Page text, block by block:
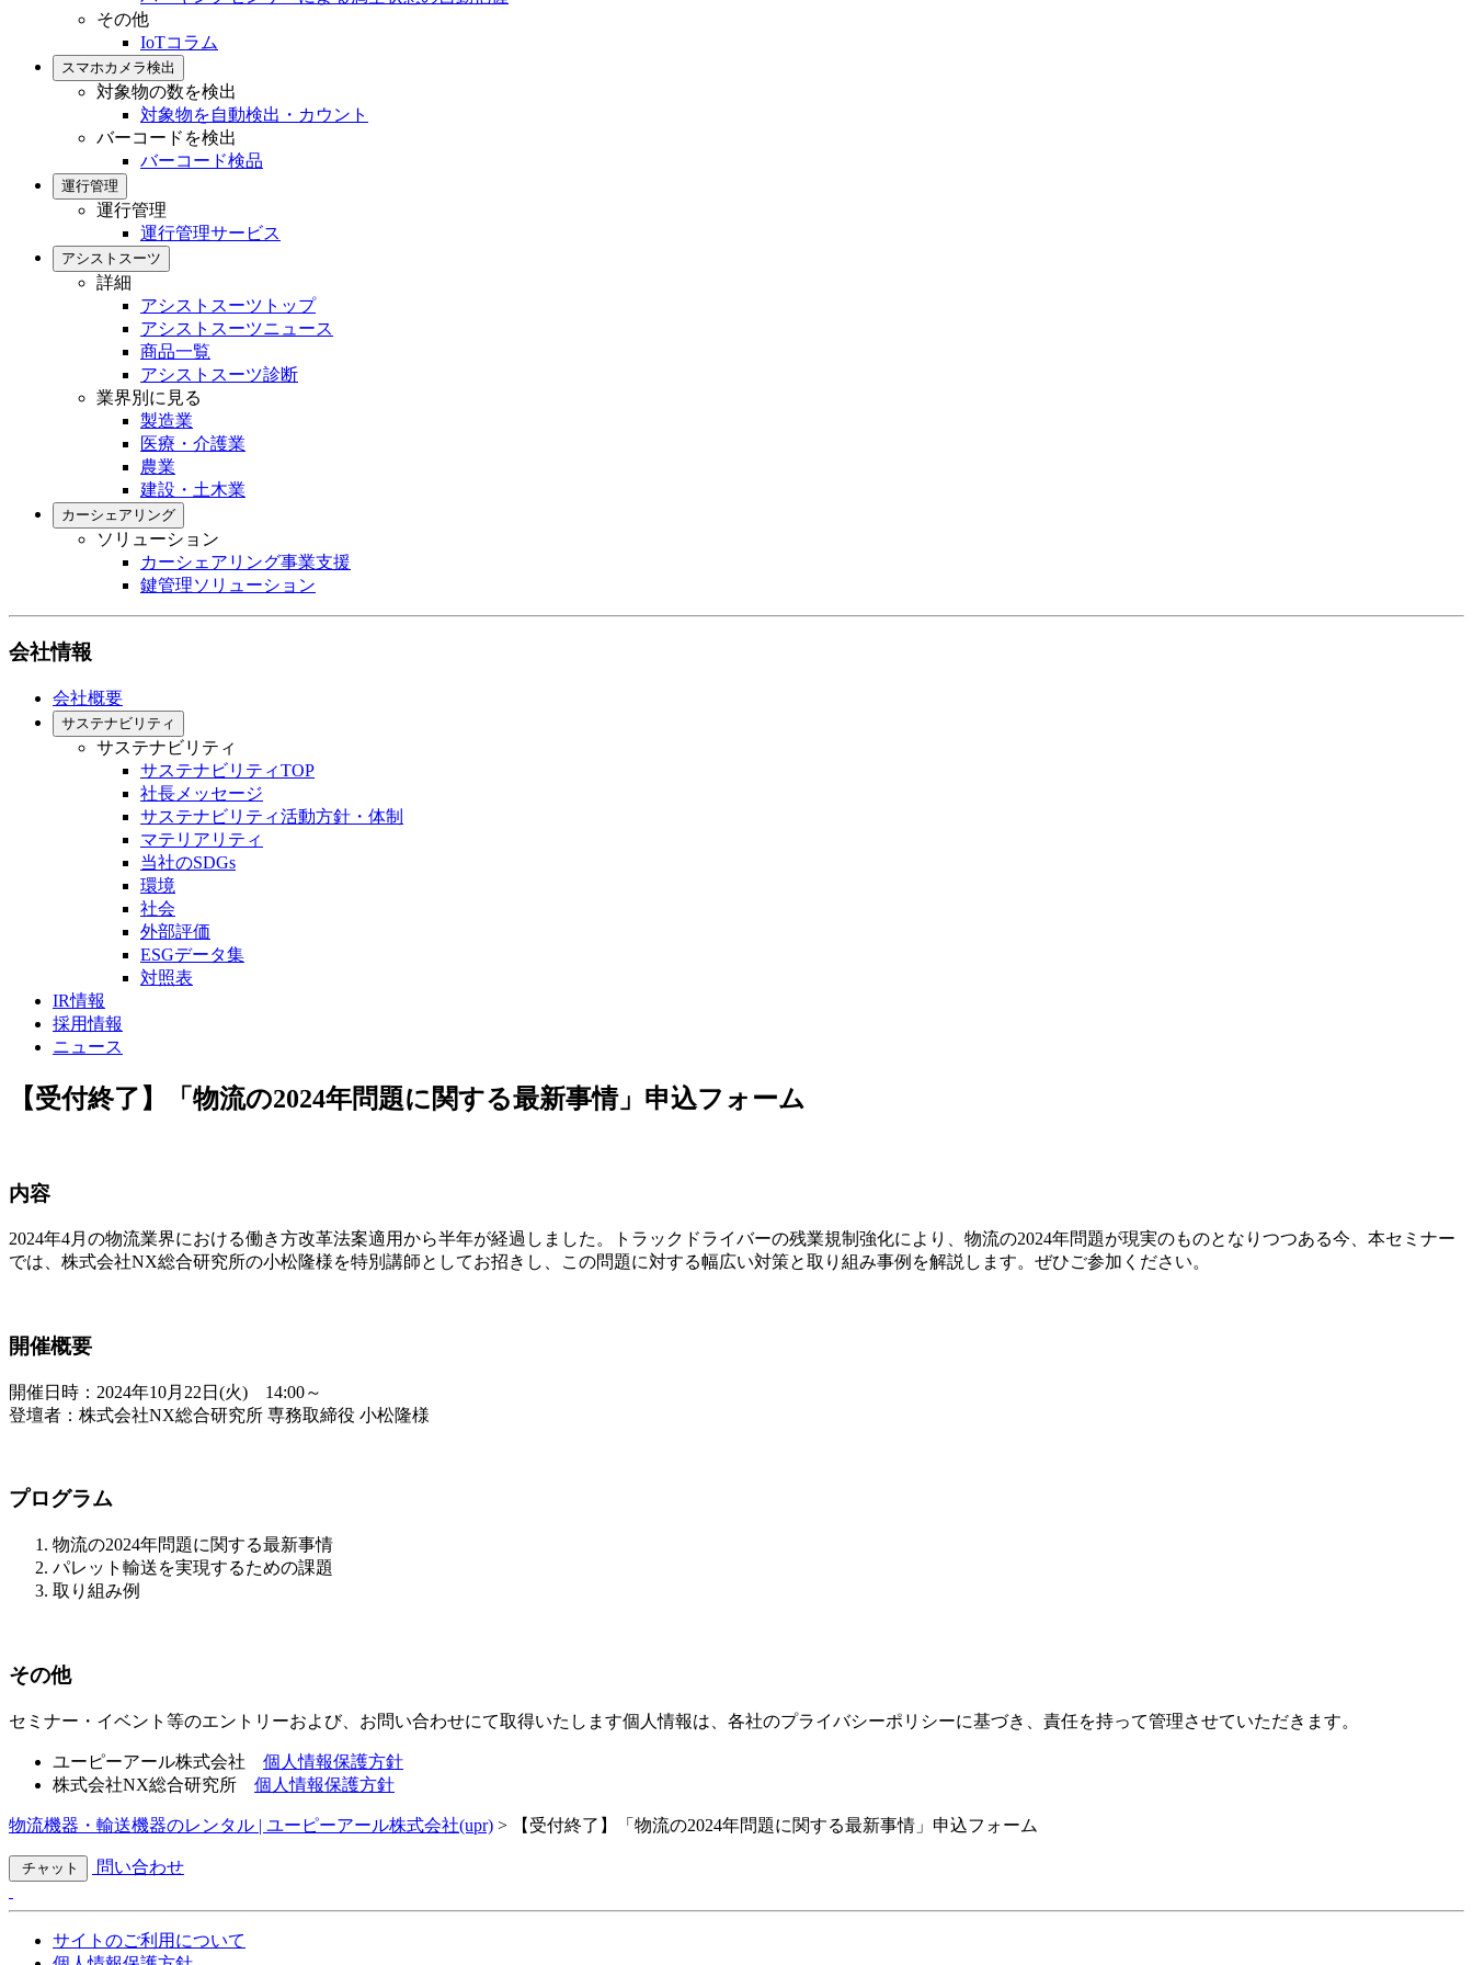
その他
IoTコラム
スマホカメラ検出
対象物の数を検出
対象物を自動検出・カウント
バーコードを検出
バーコード検品
運行管理
運行管理
運行管理サービス
アシストスーツ
詳細
アシストスーツトップ
アシストスーツニュース
商品一覧
アシストスーツ診断
業界別に見る
製造業
医療・介護業
農業
建設・土木業
カーシェアリング
ソリューション
カーシェアリング事業支援
鍵管理ソリューション
会社情報
会社概要
サステナビリティ
サステナビリティ
サステナビリティTOP
社長メッセージ
サステナビリティ活動方針・体制
マテリアリティ
当社のSDGs
環境
社会
外部評価
ESGデータ集
対照表
IR情報
採用情報
ニュース
【受付終了】「物流の2024年問題に関する最新事情」申込フォーム
内容
2024年4月の物流業界における働き方改革法案適用から半年が経過しました。トラックドライバーの残業規制強化により、物流の2024年問題が現実のものとなりつつある今、本セミナー
では、株式会社NX総合研究所の小松隆様を特別講師としてお招きし、この問題に対する幅広い対策と取り組み事例を解説します。ぜひご参加ください。
開催概要
開催日時：2024年10月22日(火) 14:00～
登壇者：株式会社NX総合研究所 専務取締役 小松隆様
プログラム
物流の2024年問題に関する最新事情
パレット輸送を実現するための課題
取り組み例
その他
セミナー・イベント等のエントリーおよび、お問い合わせにて取得いたします個人情報は、各社のプライバシーポリシーに基づき、責任を持って管理させていただきます。
ユーピーアール株式会社 個人情報保護方針
株式会社NX総合研究所 個人情報保護方針
物流機器・輸送機器のレンタル | ユーピーアール株式会社(upr) > 【受付終了】「物流の2024年問題に関する最新事情」申込フォーム
チャット 問い合わせ
サイトのご利用について